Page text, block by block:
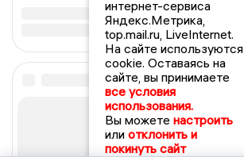
интернет-сервиса
Яндекс.Метрика,
top.mail.ru, LiveInternet.
На сайте используются
cookie. Оставаясь на
сайте, вы принимаете
все условия
использования.
Вы можете настроить
или отклонить и
покинуть сайт